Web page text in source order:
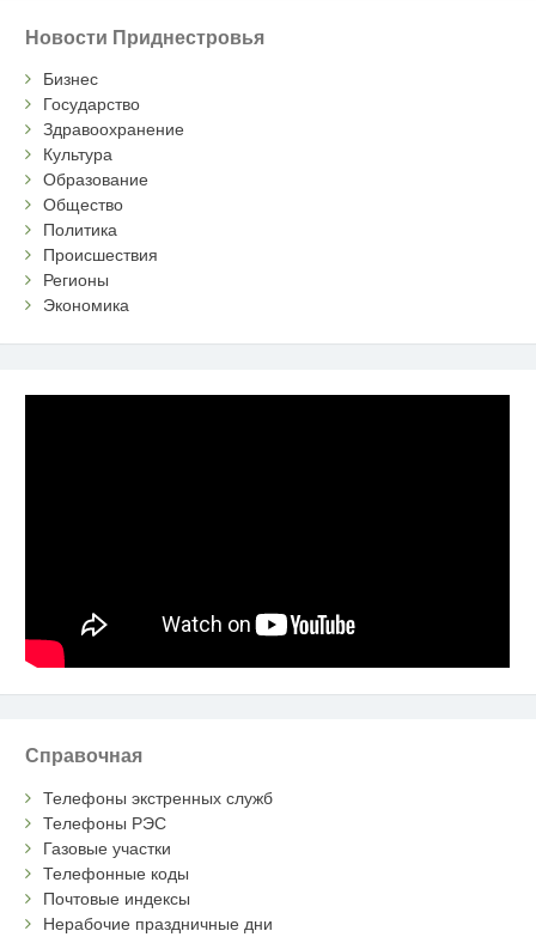
Новости Приднестровья
Бизнес
Государство
Здравоохранение
Культура
Образование
Общество
Политика
Происшествия
Регионы
Экономика
Справочная
Телефоны экстренных служб
Телефоны РЭС
Газовые участки
Телефонные коды
Почтовые индексы
Нерабочие праздничные дни